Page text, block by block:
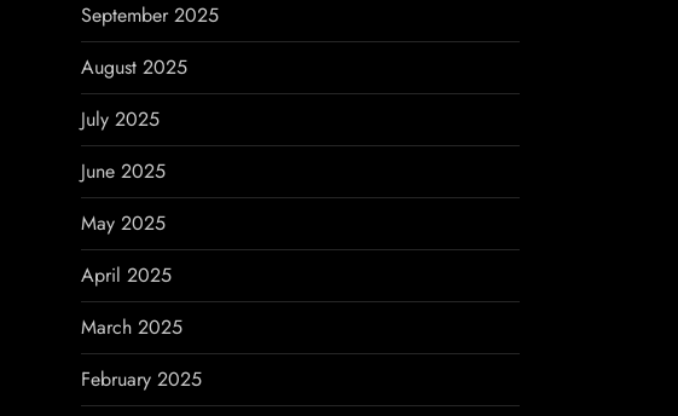
September 2025
August 2025
July 2025
June 2025
May 2025
April 2025
March 2025
February 2025